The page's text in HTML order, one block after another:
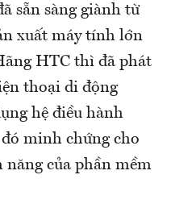
sẵn sàng giành từ
xuất máy tính lớn
HTC thì đã phát
thoại di động
hệ điều hành
minh chứng cho
của phần mềm